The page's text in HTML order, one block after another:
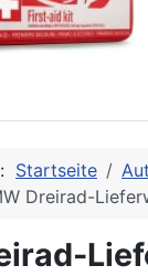
Startseite
Dreirad-